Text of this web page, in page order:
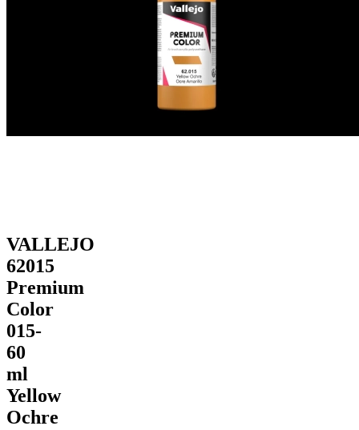
VALLEJO
62015
Premium
Color
015-
60
ml
Yellow
Ochre